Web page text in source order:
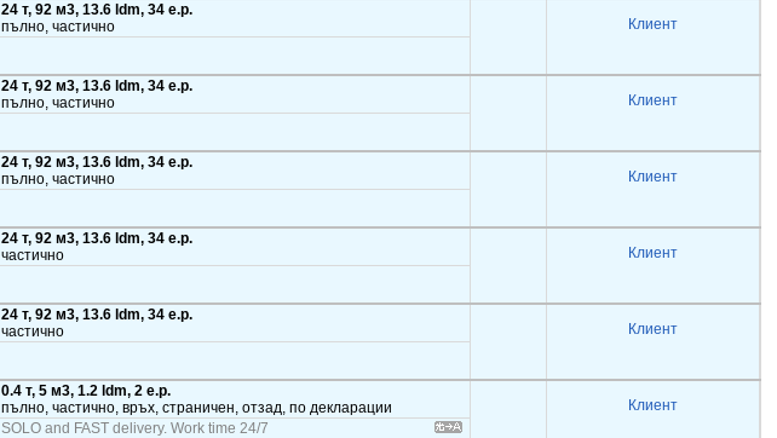
24 т, 92 м3, 13.6 ldm, 34 e.p.
пълно, частично
Клиент
24 т, 92 м3, 13.6 ldm, 34 e.p.
пълно, частично
Клиент
24 т, 92 м3, 13.6 ldm, 34 e.p.
пълно, частично
Клиент
24 т, 92 м3, 13.6 ldm, 34 e.p.
частично
Клиент
24 т, 92 м3, 13.6 ldm, 34 e.p.
частично
Клиент
0.4 т, 5 м3, 1.2 ldm, 2 e.p.
пълно, частично, връх, страничен, отзад, по декларации
Клиент
SOLO and FAST delivery. Work time 24/7